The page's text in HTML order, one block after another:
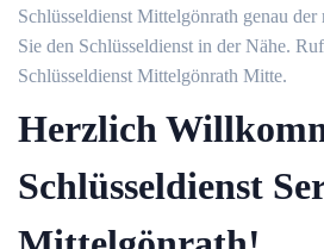
Schlüsseldienst Mittelgönrath genau
Sie den Schlüsseldienst in der Nähe.
Schlüsseldienst Mittelgönrath Mitte.
Herzlich
Schlüsseldienst